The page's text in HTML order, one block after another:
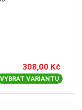
308,00 Kč
VYBRAT VARIANTU